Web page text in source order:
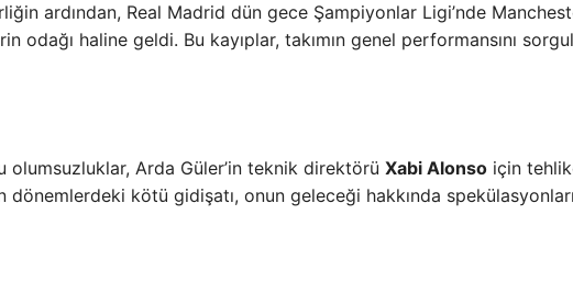
ardından, Real Madrid dün gece Şampiyonlar Ligi’nde
odağı haline geldi. Bu kayıplar, takımın genel performansını
olumsuzluklar, Arda Güler’in teknik direktörü Xabi Alonso için
dönemlerdeki kötü gidişatı, onun geleceği hakkında spekülasyonları